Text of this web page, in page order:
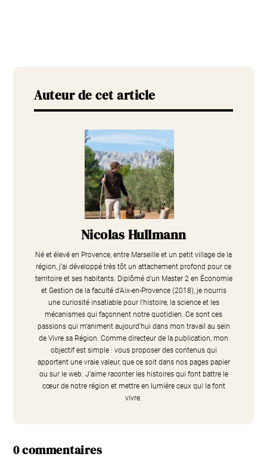
Auteur de cet article
Nicolas Hullmann
Né et élevé en Provence, entre Marseille et un petit village de la
région, j'ai développé très tôt un attachement profond pour ce
territoire et ses habitants. Diplômé d'un Master 2 en Économie
et Gestion de la faculté d'Aix-en-Provence (2018), je nourris
une curiosité insatiable pour l'histoire, la science et les
mécanismes qui façonnent notre quotidien. Ce sont ces
passions qui m'animent aujourd'hui dans mon travail au sein
de Vivre sa Région. Comme directeur de la publication, mon
objectif est simple : vous proposer des contenus qui
apportent une vraie valeur, que ce soit dans nos pages papier
ou sur le web. J'aime raconter les histoires qui font battre le
cœur de notre région et mettre en lumière ceux qui la font
vivre.
0 commentaires